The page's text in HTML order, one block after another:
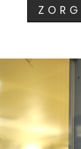
ZORG